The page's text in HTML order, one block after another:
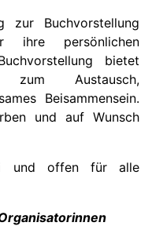
zur Buchvorstellung
ihre persönlichen
bietet
zum Austausch,
Beisammensein.
und auf Wunsch
und offen für alle